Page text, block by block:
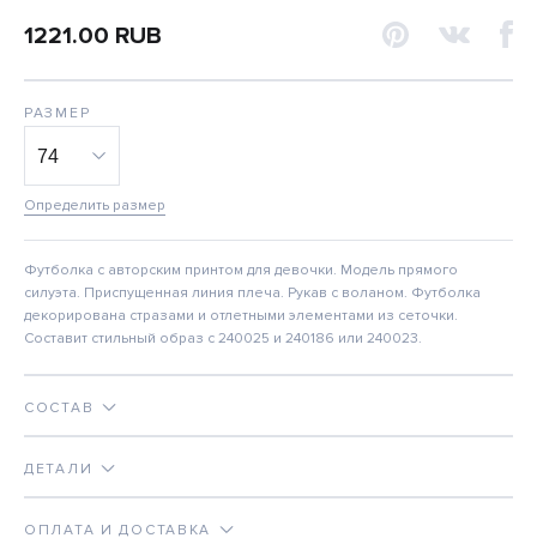
1221.00 RUB
РАЗМЕР
Определить размер
Футболка с авторским принтом для девочки. Модель прямого
силуэта. Приспущенная линия плеча. Рукав с воланом. Футболка
декорирована стразами и отлетными элементами из сеточки.
Составит стильный образ с 240025 и 240186 или 240023.
СОСТАВ
ДЕТАЛИ
ОПЛАТА И ДОСТАВКА